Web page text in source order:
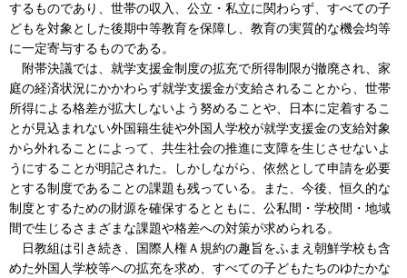
するものであり、世帯の収入、公立・私立に関わらず、すべての子
どもを対象とした後期中等教育を保障し、教育の実質的な機会均等
に一定寄与するものである。
附帯決議では、就学支援金制度の拡充で所得制限が撤廃され、家
庭の経済状況にかかわらず就学支援金が支給されることから、世帯
所得による格差が拡大しないよう努めることや、日本に定着するこ
とが見込まれない外国籍生徒や外国人学校が就学支援金の支給対象
から外れることによって、共生社会の推進に支障を生じさせないよ
うにすることが明記された。しかしながら、依然として申請を必要
とする制度であることの課題も残っている。また、今後、恒久的な
制度とするための財源を確保するとともに、公私間・学校間・地域
間で生じるさまざまな課題や格差への対策が求められる。
日教組は引き続き、国際人権Ａ規約の趣旨をふまえ朝鮮学校も含
めた外国人学校等への拡充を求め、すべての子どもたちのゆたかな